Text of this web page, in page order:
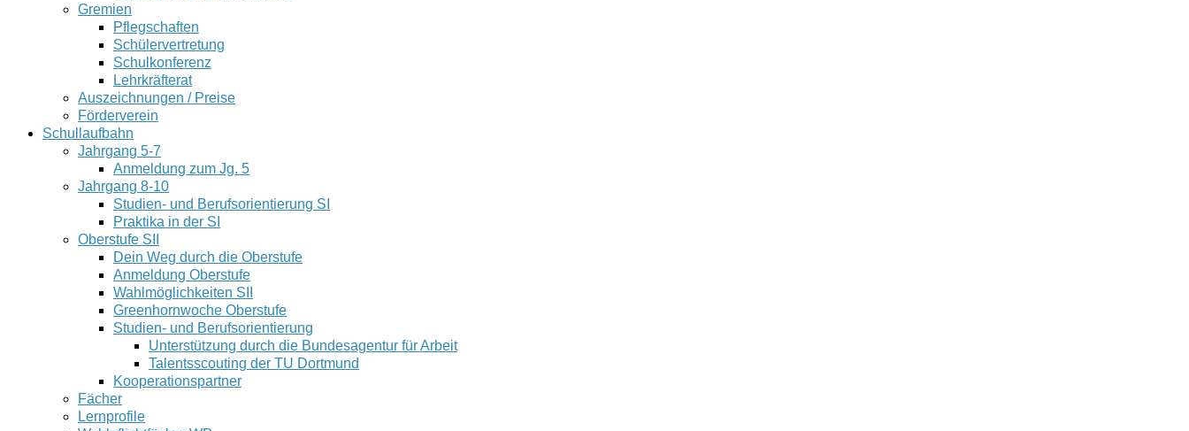
Gremien
Pflegschaften
Schülervertretung
Schulkonferenz
Lehrkräfterat
Auszeichnungen / Preise
Förderverein
Schullaufbahn
Jahrgang 5-7
Anmeldung zum Jg. 5
Jahrgang 8-10
Studien- und Berufsorientierung SI
Praktika in der SI
Oberstufe SII
Dein Weg durch die Oberstufe
Anmeldung Oberstufe
Wahlmöglichkeiten SII
Greenhornwoche Oberstufe
Studien- und Berufsorientierung
Unterstützung durch die Bundesagentur für Arbeit
Talentsscouting der TU Dortmund
Kooperationspartner
Fächer
Lernprofile